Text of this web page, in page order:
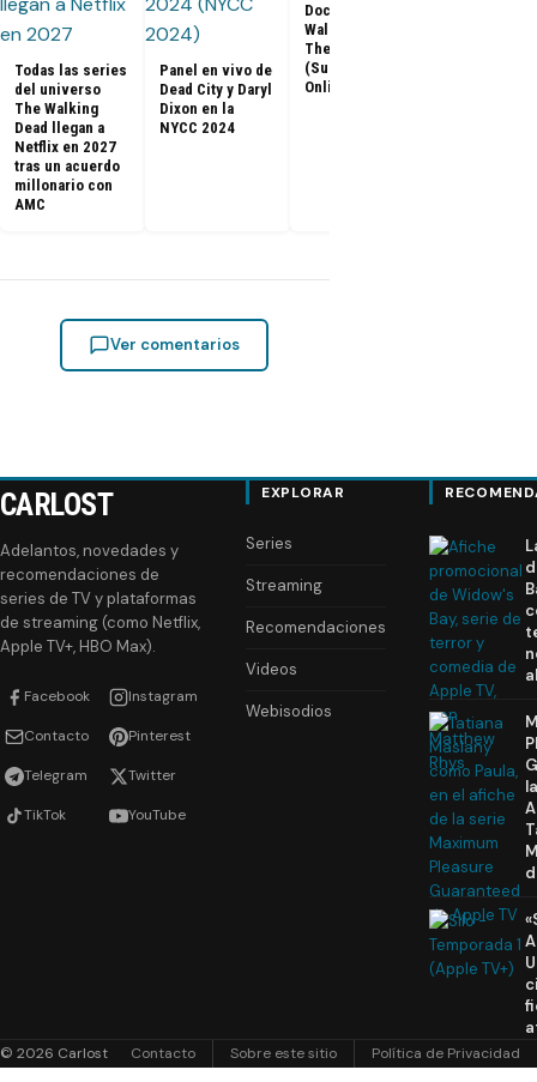
Todas las series
del universo
The Walking
Dead llegan a
Netflix en 2027
tras un acuerdo
millonario con
AMC
Panel en vivo de
Dead City y Daryl
Dixon en la
NYCC 2024
Documental The
Walking Dead:
The Return
(Subtitulado
Online)
Ver comentarios
CARLOST
Adelantos, novedades y
recomendaciones de
series de TV y plataformas
de streaming (como Netflix,
Apple TV+, HBO Max).
Facebook Instagram
Contacto Pinterest
Telegram Twitter
TikTok YouTube
EXPLORAR
Series
Streaming
Recomendaciones
Videos
Webisodios
© 2026 Carlost Contacto Sobre este sitio Política de Privacidad